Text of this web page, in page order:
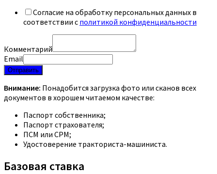
Согласие на обработку персональных данных в
соответствии с политикой конфиденциальности
Комментарий
Email
Отправить
Внимание: Понадобится загрузка фото или сканов всех
документов в хорошем читаемом качестве:
Паспорт собственника;
Паспорт страхователя;
ПСМ или СРМ;
Удостоверение тракториста-машиниста.
Базовая ставка